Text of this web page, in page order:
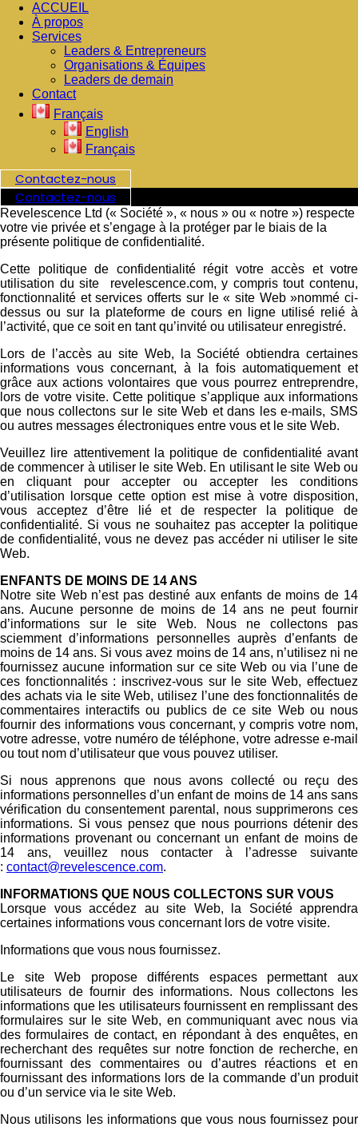
ACCUEIL
À propos
Services
Leaders & Entrepreneurs
Organisations & Équipes
Leaders de demain
Contact
Français
English
Français
Contactez-nous
Contactez-nous
Revelescence Ltd (« Société », « nous » ou « notre ») respecte
votre vie privée et s’engage à la protéger par le biais de la
présente politique de confidentialité.
Cette politique de confidentialité régit votre accès et votre
utilisation du site revelescence.com, y compris tout contenu,
fonctionnalité et services offerts sur le « site Web »nommé ci-
dessus ou sur la plateforme de cours en ligne utilisé relié à
l’activité, que ce soit en tant qu’invité ou utilisateur enregistré.
Lors de l’accès au site Web, la Société obtiendra certaines
informations vous concernant, à la fois automatiquement et
grâce aux actions volontaires que vous pourrez entreprendre,
lors de votre visite. Cette politique s’applique aux informations
que nous collectons sur le site Web et dans les e-mails, SMS
ou autres messages électroniques entre vous et le site Web.
Veuillez lire attentivement la politique de confidentialité avant
de commencer à utiliser le site Web. En utilisant le site Web ou
en cliquant pour accepter ou accepter les conditions
d’utilisation lorsque cette option est mise à votre disposition,
vous acceptez d’être lié et de respecter la politique de
confidentialité. Si vous ne souhaitez pas accepter la politique
de confidentialité, vous ne devez pas accéder ni utiliser le site
Web.
ENFANTS DE MOINS DE 14 ANS
Notre site Web n’est pas destiné aux enfants de moins de 14
ans. Aucune personne de moins de 14 ans ne peut fournir
d’informations sur le site Web. Nous ne collectons pas
sciemment d’informations personnelles auprès d’enfants de
moins de 14 ans. Si vous avez moins de 14 ans, n’utilisez ni ne
fournissez aucune information sur ce site Web ou via l’une de
ces fonctionnalités : inscrivez-vous sur le site Web, effectuez
des achats via le site Web, utilisez l’une des fonctionnalités de
commentaires interactifs ou publics de ce site Web ou nous
fournir des informations vous concernant, y compris votre nom,
votre adresse, votre numéro de téléphone, votre adresse e-mail
ou tout nom d’utilisateur que vous pouvez utiliser.
Si nous apprenons que nous avons collecté ou reçu des
informations personnelles d’un enfant de moins de 14 ans sans
vérification du consentement parental, nous supprimerons ces
informations. Si vous pensez que nous pourrions détenir des
informations provenant ou concernant un enfant de moins de
14 ans, veuillez nous contacter à l’adresse suivante
: contact@revelescence.com.
INFORMATIONS QUE NOUS COLLECTONS SUR VOUS
Lorsque vous accédez au site Web, la Société apprendra
certaines informations vous concernant lors de votre visite.
Informations que vous nous fournissez.
Le site Web propose différents espaces permettant aux
utilisateurs de fournir des informations. Nous collectons les
informations que les utilisateurs fournissent en remplissant des
formulaires sur le site Web, en communiquant avec nous via
des formulaires de contact, en répondant à des enquêtes, en
recherchant des requêtes sur notre fonction de recherche, en
fournissant des commentaires ou d’autres réactions et en
fournissant des informations lors de la commande d’un produit
ou d’un service via le site Web.
Nous utilisons les informations que vous nous fournissez pour